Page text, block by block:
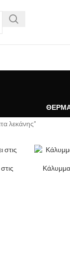
λεκάνης”
Κάλυμμα